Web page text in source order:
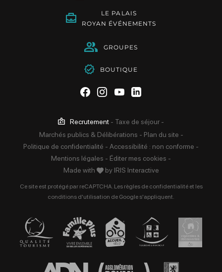
LE PALAIS
ROYAN ÉVÉNEMENTS
GROUPES
BOUTIQUE
Suivez-nous sur Facebook
Suivez-nous sur
Suivez-nous sur
Suivez-nous sur
Recrutement - Taxe de séjour -
Marchés publics & Délibérations - Plan du site -
Politique de confidentialité - Accessibilité : non conforme -
Mentions légales - Éditer mes cookies -
Made with
by IRIS Interactive
Ce site est protégé par reCAPTCHA. Les règles de confidentialitéet les
conditions d'utilisation de Google s'appliquent.